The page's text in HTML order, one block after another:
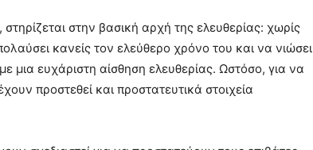
στην βασική αρχή της ελευθερίας: χωρίς
κανείς τον ελεύθερο χρόνο του και να νιώσει
μια ευχάριστη αίσθηση ελευθερίας. Ωστόσο, για να
προστεθεί και προστατευτικά στοιχεία